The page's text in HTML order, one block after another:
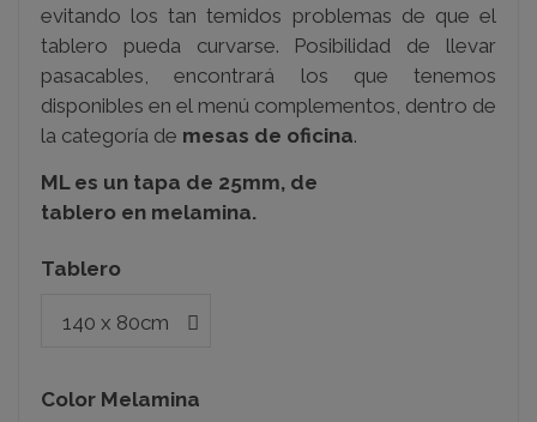
evitando los tan temidos problemas de que el
tablero pueda curvarse. Posibilidad de llevar
pasacables, encontrará los que tenemos
disponibles en el menú complementos, dentro de
la categoría de mesas de oficina.
ML es un tapa de 25mm, de
tablero en melamina.
Tablero
Color Melamina